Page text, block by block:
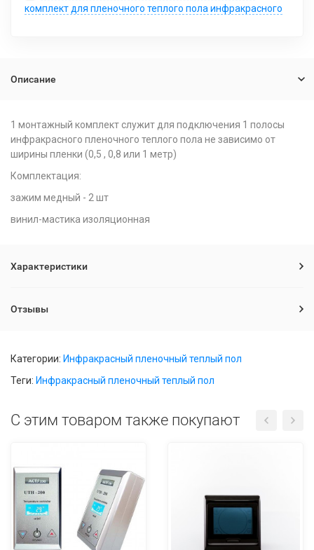
комплект для пленочного теплого пола инфракрасного
Описание
1 монтажный комплект служит для подключения 1 полосы
инфракрасного пленочного теплого пола не зависимо от
ширины пленки (0,5 , 0,8 или 1 метр)
Комплектация:
зажим медный - 2 шт
винил-мастика изоляционная
Характеристики
Отзывы
Категории: Инфракрасный пленочный теплый пол
Теги: Инфракрасный пленочный теплый пол
C этим товаром также покупают